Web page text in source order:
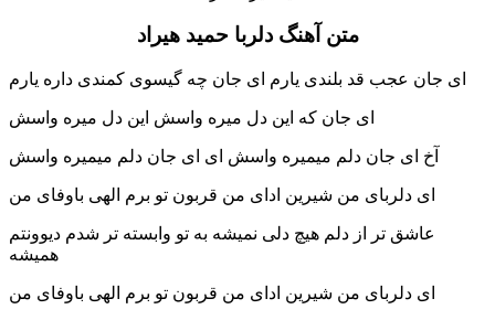
متن آهنگ دلربا حمید هیراد
ای جان عجب قد بلندی یارم ای جان چه گیسوی کمندی داره یارم
ای جان که این دل میره واسش این دل میره واسش
آخ ای جان دلم میمیره واسش ای ای جان دلم میمیره واسش
ای دلربای من شیرین ادای من قربون تو برم الهی باوفای من
عاشق تر از دلم هیچ دلی نمیشه به تو وابسته تر شدم دیوونتم
همیشه
ای دلربای من شیرین ادای من قربون تو برم الهی باوفای من